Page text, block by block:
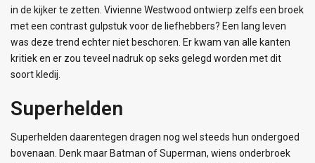
in de kijker te zetten. Vivienne Westwood ontwierp zelfs een broek
met een contrast gulpstuk voor de liefhebbers? Een lang leven
was deze trend echter niet beschoren. Er kwam van alle kanten
kritiek en er zou teveel nadruk op seks gelegd worden met dit
soort kledij.
Superhelden
Superhelden daarentegen dragen nog wel steeds hun ondergoed
bovenaan. Denk maar Batman of Superman, wiens onderbroek